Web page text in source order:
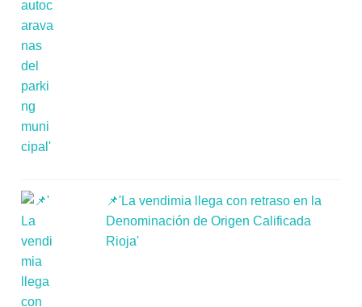
📌'La vendimia llega con retraso en la
Denominación de Origen Calificada
Rioja'